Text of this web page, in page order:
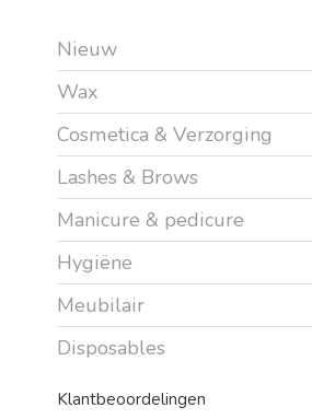
Nieuw
Wax
Cosmetica & Verzorging
Lashes & Brows
Manicure & pedicure
Hygiëne
Meubilair
Disposables
Klantbeoordelingen